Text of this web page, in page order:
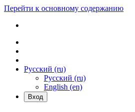
Перейти к основному содержанию
Русский ‎(ru)‎
Русский ‎(ru)‎
English ‎(en)‎
Вход